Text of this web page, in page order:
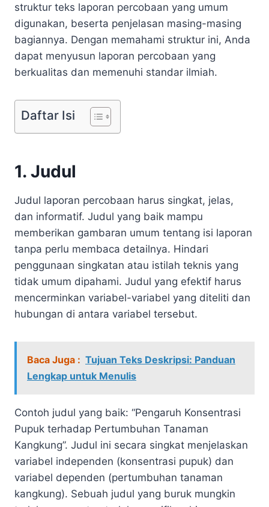
struktur teks laporan percobaan yang umum
digunakan, beserta penjelasan masing-masing
bagiannya. Dengan memahami struktur ini, Anda
dapat menyusun laporan percobaan yang
berkualitas dan memenuhi standar ilmiah.
Daftar Isi
1. Judul
Judul laporan percobaan harus singkat, jelas,
dan informatif. Judul yang baik mampu
memberikan gambaran umum tentang isi laporan
tanpa perlu membaca detailnya. Hindari
penggunaan singkatan atau istilah teknis yang
tidak umum dipahami. Judul yang efektif harus
mencerminkan variabel-variabel yang diteliti dan
hubungan di antara variabel tersebut.
Baca Juga : Tujuan Teks Deskripsi: Panduan
Lengkap untuk Menulis
Contoh judul yang baik: “Pengaruh Konsentrasi
Pupuk terhadap Pertumbuhan Tanaman
Kangkung”. Judul ini secara singkat menjelaskan
variabel independen (konsentrasi pupuk) dan
variabel dependen (pertumbuhan tanaman
kangkung). Sebuah judul yang buruk mungkin